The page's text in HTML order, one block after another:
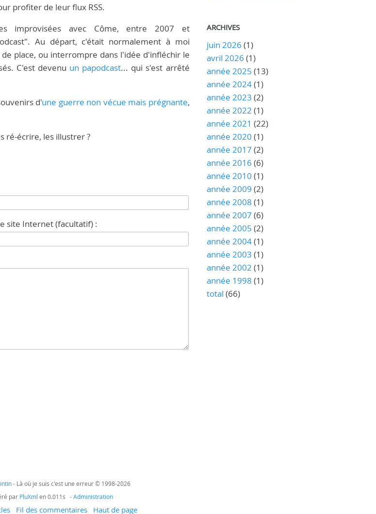
profiter de leur flux RSS.
improvisées avec Côme, entre 2007 et
Au départ, c'était normalement à moi
place, ou interrompre dans l'idée d'infléchir le
C'est devenu un papodcast... qui s'est arrêté
d'une guerre non vécue mais prégnante,
ré-écrire, les illustrer ?
site Internet (facultatif) :
ARCHIVES
juin 2026 (1)
avril 2026 (1)
année 2025 (13)
année 2024(1)
année 2023 (2)
année 2022 (1)
année 2021 (22)
année 2020 (1)
année 2017 (2)
année 2016 (6)
année 2010 (1)
année 2009 (2)
année 2008 (1)
année 2007 (6)
année 2005 (2)
année 2004(1)
année 2003 (1)
année 2002 (1)
année 1998 (1)
total (66)
- Là où je suis c'est une erreur © 1998-2026
par PluXml en 0.011s -Administration
Fil des commentaires Haut de page